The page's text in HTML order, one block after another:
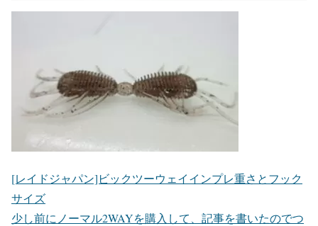
[レイドジャパン]ビックツーウェイインプレ重さとフック
サイズ
少し前にノーマル2WAYを購入して、記事を書いたのでつ